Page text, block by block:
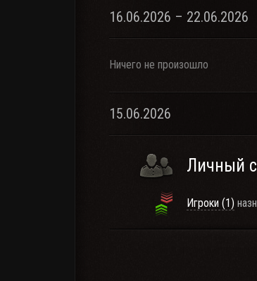
16.06.2026 – 22.06.2026
Ничего не произошло
15.06.2026
Личный
Игроки (1)